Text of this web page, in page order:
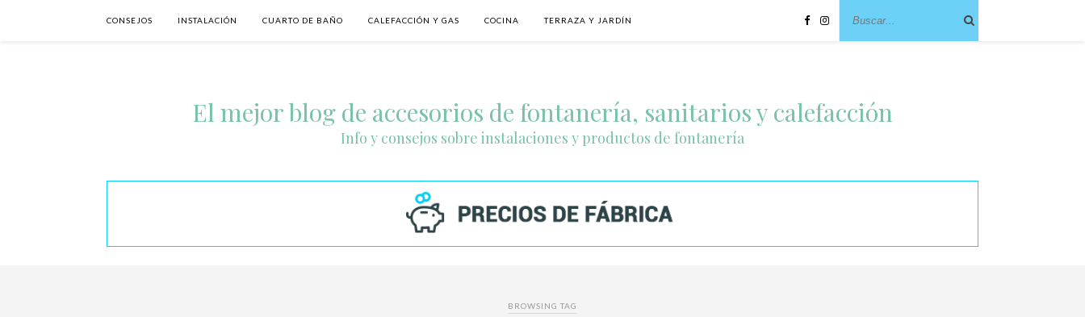
CONSEJOS INSTALACIÓN CUARTO DE BAÑO CALEFACCIÓN Y GAS COCINA TERRAZA Y JARDÍN
El mejor blog de accesorios de fontanería, sanitarios y calefacción
Info y consejos sobre instalaciones y productos de fontanería
BROWSING TAG